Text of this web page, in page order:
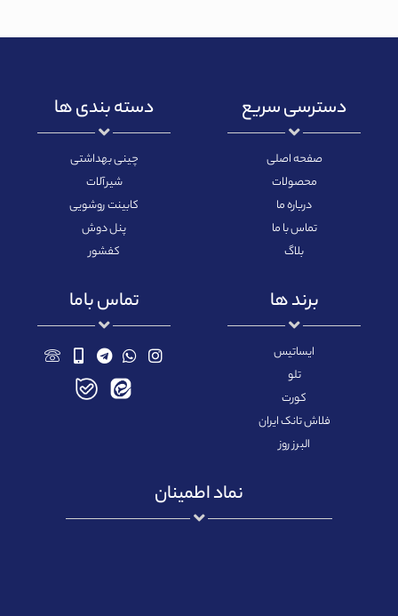
دسترسی سریع
صفحه اصلی
محصولات
درباره ما
تماس با ما
بلاگ
دسته بندی ها
چینی بهداشتی
شیرآلات
کابینت روشویی
پنل دوش
کفشور
برند ها
ایساتیس
تلو
کورت
فلاش تانک ایران
البرز روز
تماس باما
نماد اطمینان